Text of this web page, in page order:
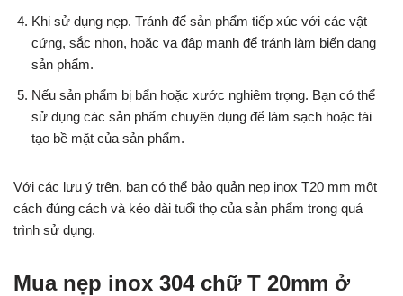
Khi sử dụng nẹp. Tránh để sản phẩm tiếp xúc với các vật
cứng, sắc nhọn, hoặc va đập mạnh để tránh làm biến dạng
sản phẩm.
Nếu sản phẩm bị bẩn hoặc xước nghiêm trọng. Bạn có thể
sử dụng các sản phẩm chuyên dụng để làm sạch hoặc tái
tạo bề mặt của sản phẩm.
Với các lưu ý trên, bạn có thể bảo quản nẹp inox T20 mm một
cách đúng cách và kéo dài tuổi thọ của sản phẩm trong quá
trình sử dụng.
Mua nẹp inox 304 chữ T 20mm ở